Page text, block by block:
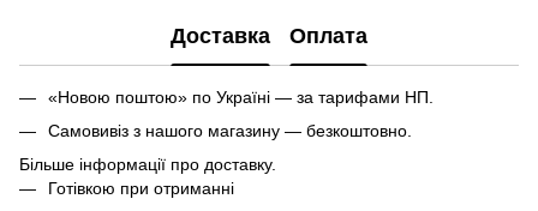
Доставка Оплата
«Новою поштою» по Україні — за тарифами НП.
Самовивіз з нашого магазину — безкоштовно.
Більше інформації про доставку.
Готівкою при отриманні